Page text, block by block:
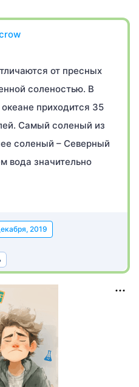
от пресных
соленостью. В
приходится 35
Самый соленый из
соленый – Северный
вода значительно
2019